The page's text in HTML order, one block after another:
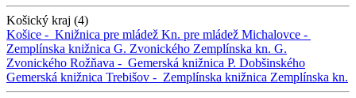
Košický kraj (4)
Košice - Knižnica pre mládež Kn. pre mládež Michalovce -
Zemplínska knižnica G. Zvonického Zemplínska kn. G.
Zvonického Rožňava - Gemerská knižnica P. Dobšinského
Gemerská knižnica Trebišov - Zemplínska knižnica Zemplínska kn.